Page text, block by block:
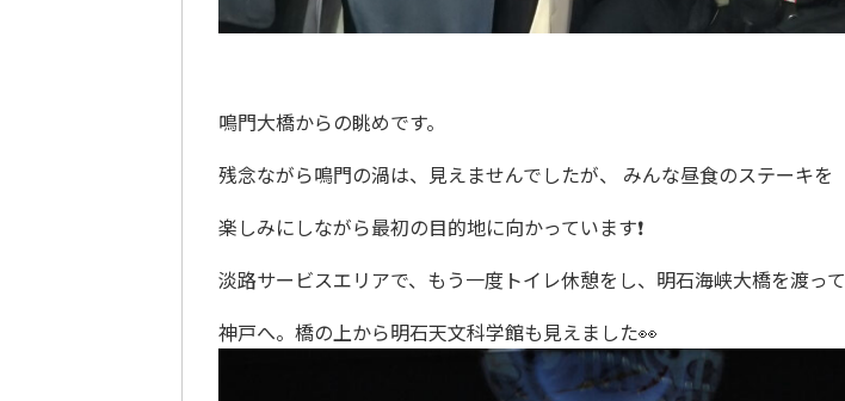
鳴門大橋からの眺めです。
残念ながら鳴門の渦は、見えませんでしたが、 みんな昼食のステーキを
楽しみにしながら最初の目的地に向かっています❗
淡路サービスエリアで、もう一度トイレ休憩をし、明石海峡大橋を渡って
神戸へ。橋の上から明石天文科学館も見えました👀